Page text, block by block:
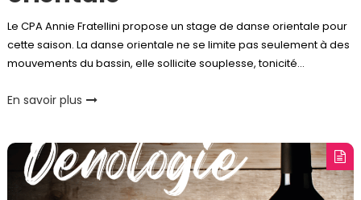
Le CPA Annie Fratellini propose un stage de danse orientale pour
cette saison. La danse orientale ne se limite pas seulement à des
mouvements du bassin, elle sollicite souplesse, tonicité…
En savoir plus